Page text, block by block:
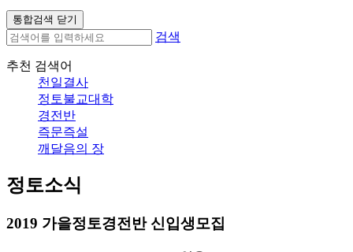
통합검색 닫기
검색
추천 검색어
천일결사
정토불교대학
경전반
즉문즉설
깨달음의 장
정토소식
2019 가을정토경전반 신입생모집